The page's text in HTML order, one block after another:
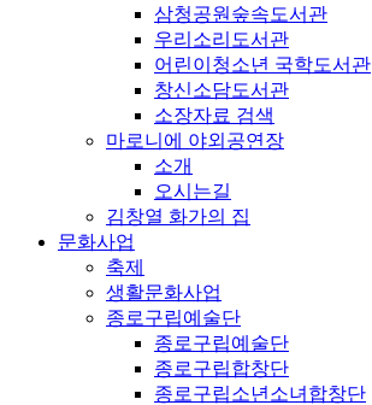
삼청공원숲속도서관
우리소리도서관
어린이청소년 국학도서관
창신소담도서관
소장자료 검색
마로니에 야외공연장
소개
오시는길
김창열 화가의 집
문화사업
축제
생활문화사업
종로구립예술단
종로구립예술단
종로구립합창단
종로구립소년소녀합창단